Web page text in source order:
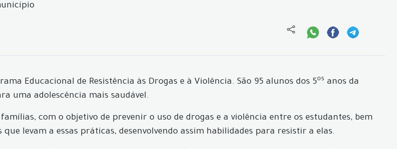
Educacional de Resistência às Drogas e à Violência. São 95 alunos dos 5os anos da
uma adolescência mais saudável.
com o objetivo de prevenir o uso de drogas e a violência entre os estudantes, bem
levam a essas práticas, desenvolvendo assim habilidades para resistir a elas.